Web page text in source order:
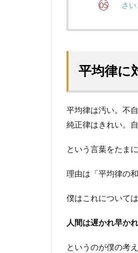
さ
平均律に
平均律は汚い。不自
純正律はきれい。自
という言葉をたま
理由は「平均律の
僕はこれについて
人間は遅かれ早か
というのが僕の考